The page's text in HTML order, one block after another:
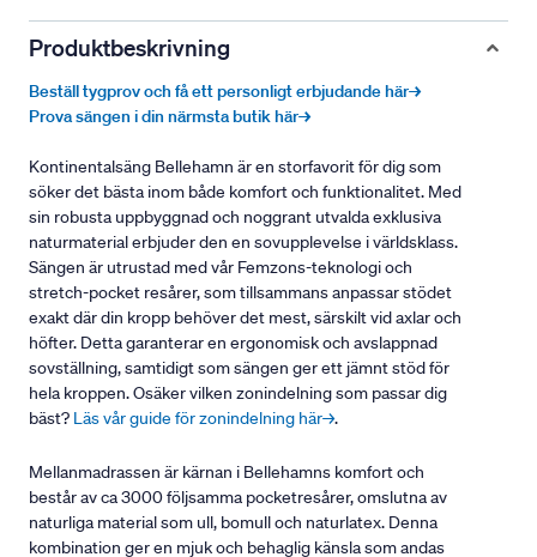
Produktbeskrivning
Beställ tygprov och få ett personligt erbjudande här→
Prova sängen i din närmsta butik här→
Kontinentalsäng Bellehamn är en storfavorit för dig som
söker det bästa inom både komfort och funktionalitet. Med
sin robusta uppbyggnad och noggrant utvalda exklusiva
naturmaterial erbjuder den en sovupplevelse i världsklass.
Sängen är utrustad med vår Femzons-teknologi och
stretch-pocket resårer, som tillsammans anpassar stödet
exakt där din kropp behöver det mest, särskilt vid axlar och
höfter. Detta garanterar en ergonomisk och avslappnad
sovställning, samtidigt som sängen ger ett jämnt stöd för
hela kroppen. Osäker vilken zonindelning som passar dig
bäst? Läs vår guide för zonindelning här→.
Mellanmadrassen är kärnan i Bellehamns komfort och
består av ca 3000 följsamma pocketresårer, omslutna av
naturliga material som ull, bomull och naturlatex. Denna
kombination ger en mjuk och behaglig känsla som andas